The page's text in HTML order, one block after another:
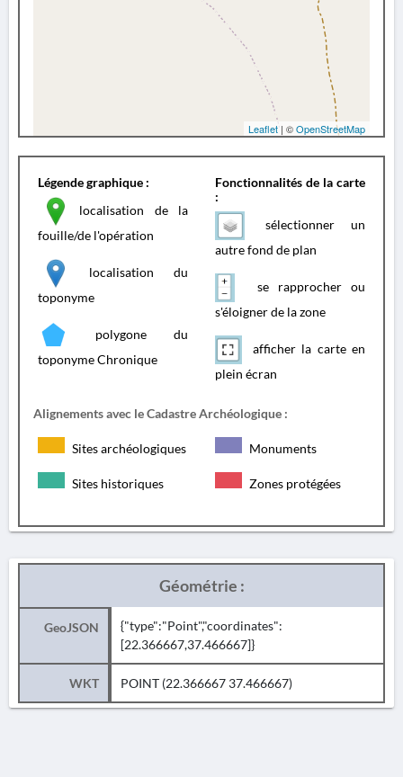
Leaflet | ©OpenStreetMap
Légende graphique :
localisation de la
fouille/de l'opération
localisation du
toponyme
polygone du
toponyme Chronique
Fonctionnalités de la carte
:
sélectionner un
autre fond de plan
se rapprocher ou
s'éloigner de la zone
afficher la carte en
plein écran
Alignements avec le Cadastre Archéologique :
Sites archéologiques Monuments
Sites historiques Zones protégées
Géométrie :
GeoJSON
{"type":"Point","coordinates":
[22.366667,37.466667]}
WKT POINT (22.366667 37.466667)